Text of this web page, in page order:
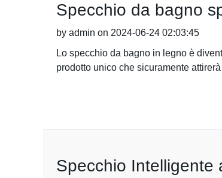
Specchio da bagno
by admin on 2024-06-24 02:03:45
Lo specchio da bagno in legno è
prodotto unico che sicuramente attirerà l
Specchio Intelligente